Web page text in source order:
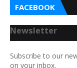
FACEBOOK
Newsletter
Subscribe to our
on your inbox.